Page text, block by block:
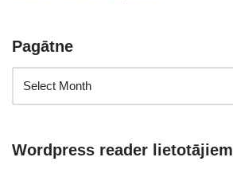
Pagātne
Wordpress reader lietotājiem